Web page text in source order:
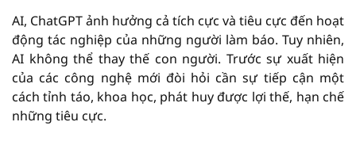
AI, ChatGPT ảnh hưởng cả tích cực và tiêu cực đến hoạt
động tác nghiệp của những người làm báo. Tuy nhiên,
AI không thể thay thế con người. Trước sự xuất hiện
của các công nghệ mới đòi hỏi cần sự tiếp cận một
cách tỉnh táo, khoa học, phát huy được lợi thế, hạn chế
những tiêu cực.